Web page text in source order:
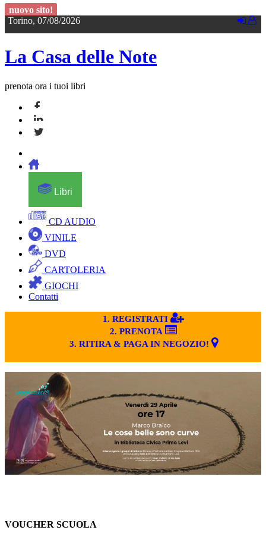
nuovo sito!
Torino, 07/08/2026
La Casa delle Note
prenota ora i tuoi libri
Libri
CD AUDIO
VINILE
DVD
CARTOLERIA
GIOCHI
Contatti
1. REGISTRATI
2. PRENOTA
3. RITIRA & PAGA IN NEGOZIO!
VOUCHER SCUOLA